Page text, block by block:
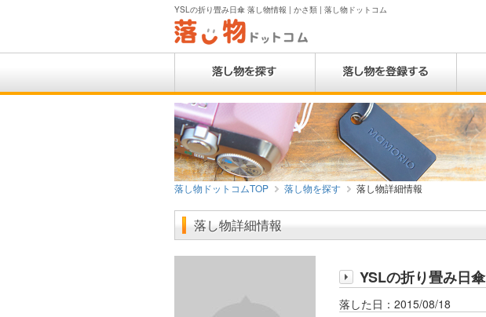
YSLの折り畳み日傘 落し物情報 | かさ類 | 落し物ドットコム
落し物ドットコムTOP 落し物を探す 落し物詳細情報
落し物詳細情報
YSLの折り畳み日傘
落した日：2015/08/18